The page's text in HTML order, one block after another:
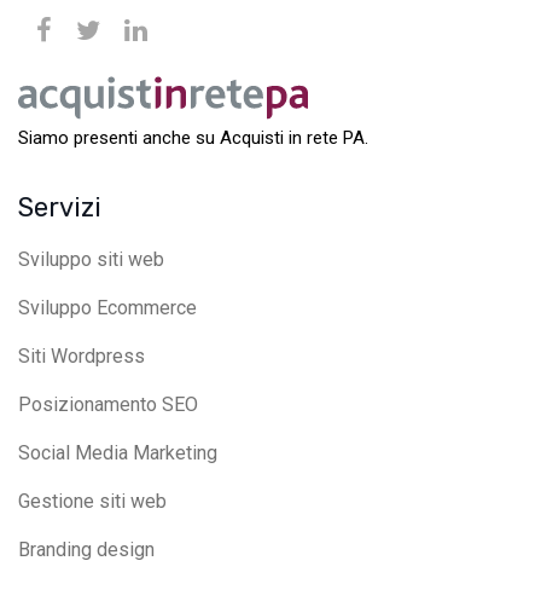
Siamo presenti anche su Acquisti in rete PA.
Servizi
Sviluppo siti web
Sviluppo Ecommerce
Siti Wordpress
Posizionamento SEO
Social Media Marketing
Gestione siti web
Branding design